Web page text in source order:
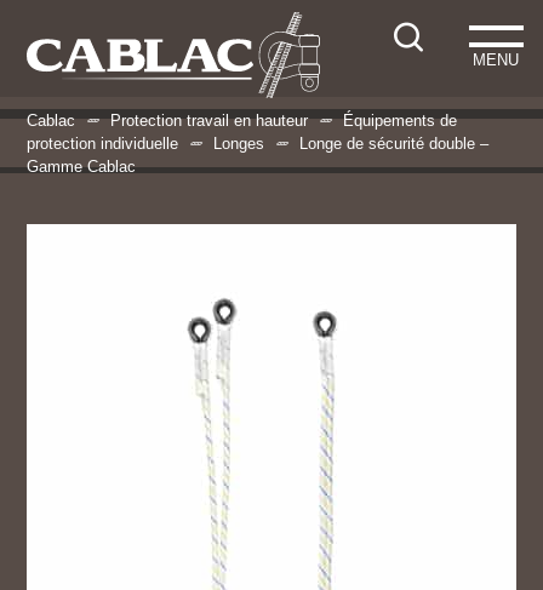
MENU
Cablac Protection travail en hauteur
Équipements de
protection individuelle
Longes
Longe de sécurité double –
Gamme Cablac